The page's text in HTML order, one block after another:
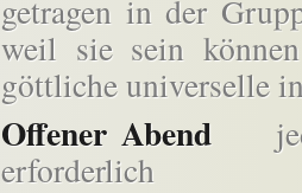
getragen in der
weil sie sein
göttliche universelle
Offener Abend
erforderlich